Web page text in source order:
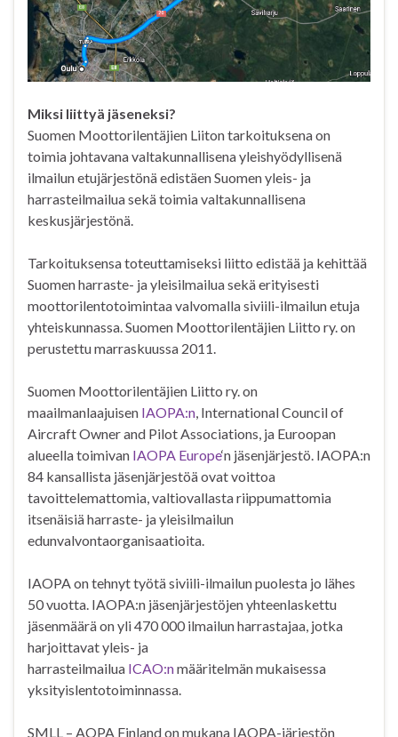
Miksi liittyä jäseneksi?
Suomen Moottorilentäjien Liiton tarkoituksena on
toimia johtavana valtakunnallisena yleishyödyllisenä
ilmailun etujärjestönä edistäen Suomen yleis- ja
harrasteilmailua sekä toimia valtakunnallisena
keskusjärjestönä.
Tarkoituksensa toteuttamiseksi liitto edistää ja kehittää
Suomen harraste- ja yleisilmailua sekä erityisesti
moottorilentotoimintaa valvomalla siviili-ilmailun etuja
yhteiskunnassa. Suomen Moottorilentäjien Liitto ry. on
perustettu marraskuussa 2011.
Suomen Moottorilentäjien Liitto ry. on
maailmanlaajuisen IAOPA:n, International Council of
Aircraft Owner and Pilot Associations, ja Euroopan
alueella toimivan IAOPA Europe‘n jäsenjärjestö. IAOPA:n
84 kansallista jäsenjärjestöä ovat voittoa
tavoittelemattomia, valtiovallasta riippumattomia
itsenäisiä harraste- ja yleisilmailun
edunvalvontaorganisaatioita.
IAOPA on tehnyt työtä siviili-ilmailun puolesta jo lähes
50 vuotta. IAOPA:n jäsenjärjestöjen yhteenlaskettu
jäsenmäärä on yli 470 000 ilmailun harrastajaa, jotka
harjoittavat yleis- ja
harrasteilmailua ICAO:nmääritelmän mukaisessa
yksityislentotoiminnassa.
SMLL – AOPA Finland on mukana IAOPA-järjestön